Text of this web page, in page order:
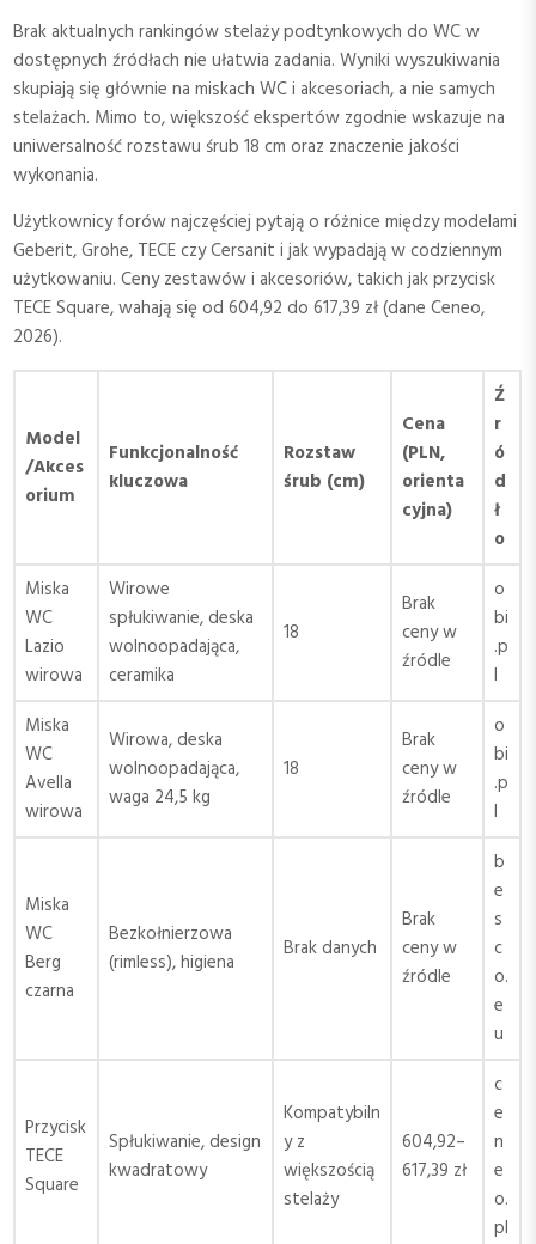
Brak aktualnych rankingów stelaży podtynkowych do WC w
dostępnych źródłach nie ułatwia zadania. Wyniki wyszukiwania
skupiają się głównie na miskach WC i akcesoriach, a nie samych
stelażach. Mimo to, większość ekspertów zgodnie wskazuje na
uniwersalność rozstawu śrub 18 cm oraz znaczenie jakości
wykonania.
Użytkownicy forów najczęściej pytają o różnice między modelami
Geberit, Grohe, TECE czy Cersanit i jak wypadają w codziennym
użytkowaniu. Ceny zestawów i akcesoriów, takich jak przycisk
TECE Square, wahają się od 604,92 do 617,39 zł (dane Ceneo,
2026).
Model
/Akces
orium
Funkcjonalność
kluczowa
Rozstaw
śrub (cm)
Cena
(PLN,
orienta
cyjna)
Ź
r
ó
d
ł
o
Miska
WC
Lazio
wirowa
Wirowe
spłukiwanie, deska
wolnoopadająca,
ceramika
18
Brak
ceny w
źródle
o
bi
.p
l
Miska
WC
Avella
wirowa
Wirowa, deska
wolnoopadająca,
waga 24,5 kg
18
Brak
ceny w
źródle
o
bi
.p
l
Miska
WC
Berg
czarna
Bezkołnierzowa
(rimless), higiena
Brak danych
Brak
ceny w
źródle
b
e
s
c
o.
e
u
Przycisk
TECE
Square
Spłukiwanie, design
kwadratowy
Kompatybiln
y z
większością
stelaży
604,92–
617,39 zł
c
e
n
e
o.
pl